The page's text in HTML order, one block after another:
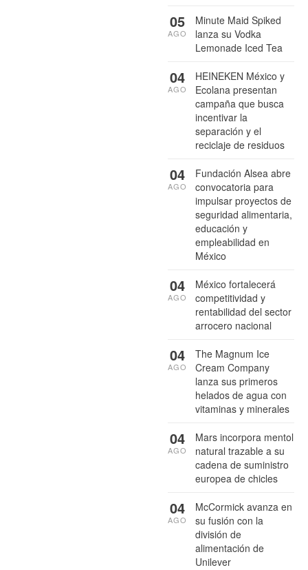
Minute Maid Spiked
lanza su Vodka
Lemonade Iced Tea
05
AGO
HEINEKEN México y
Ecolana presentan
campaña que busca
incentivar la
separación y el
reciclaje de residuos
04
AGO
Fundación Alsea abre
convocatoria para
impulsar proyectos de
seguridad alimentaria,
educación y
empleabilidad en
México
04
AGO
México fortalecerá
competitividad y
rentabilidad del sector
arrocero nacional
04
AGO
The Magnum Ice
Cream Company
lanza sus primeros
helados de agua con
vitaminas y minerales
04
AGO
Mars incorpora mentol
natural trazable a su
cadena de suministro
europea de chicles
04
AGO
McCormick avanza en
su fusión con la
división de
alimentación de
Unilever
04
AGO